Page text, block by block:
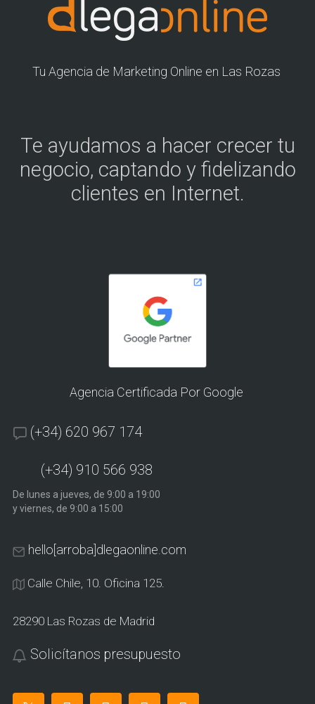
Tu Agencia de Marketing Online en Las Rozas
Te ayudamos a hacer crecer tu
negocio, captando y fidelizando
clientes en Internet.
Agencia Certificada Por Google
(+34) 620 967 174
(+34) 910 566 938
De lunes a jueves, de 9:00 a 19:00
y viernes, de 9:00 a 15:00
hello[arroba]dlegaonline.com
Calle Chile, 10. Oficina 125.
28290 Las Rozas de Madrid
Solicítanos presupuesto